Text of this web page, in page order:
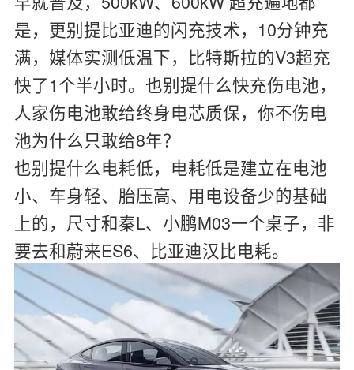
是，更别提比亚迪的闪充技术，10分钟充
满，媒体实测低温下，比特斯拉的V3超充
快了1个半小时。也别提什么快充伤电池，
人家伤电池敢给终身电芯质保，你不伤电
池为什么只敢给8年？
也别提什么电耗低，电耗低是建立在电池
小、车身轻、胎压高、用电设备少的基础
上的，尺寸和秦L、小鹏M03一个桌子，非
要去和蔚来ES6、比亚迪汉比电耗。